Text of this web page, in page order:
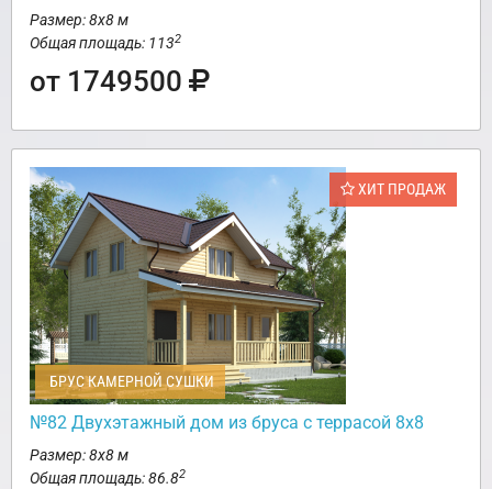
Размер: 8х8 м
Общая площадь: 1132
от 1749500
ХИТ ПРОДАЖ
БРУС КАМЕРНОЙ СУШКИ
№82 Двухэтажный дом из бруса с террасой 8х8
Размер: 8х8 м
Общая площадь: 86.82